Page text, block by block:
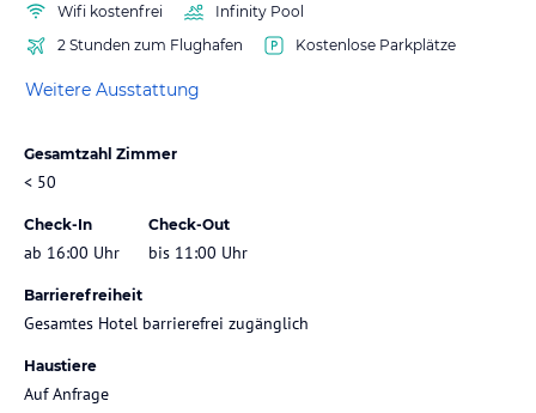
Wifi kostenfrei
Infinity Pool
2 Stunden zum Flughafen
Kostenlose Parkplätze
Weitere Ausstattung
Gesamtzahl Zimmer
< 50
Check-In
ab 16:00 Uhr
Check-Out
bis 11:00 Uhr
Barrierefreiheit
Gesamtes Hotel barrierefrei zugänglich
Haustiere
Auf Anfrage